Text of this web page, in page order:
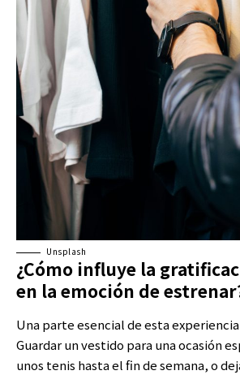
Unsplash
¿Cómo influye la
en la emoción de
Una parte esencial de esta experiencia
Guardar un vestido para una ocasión
unos tenis hasta el fin de semana, o